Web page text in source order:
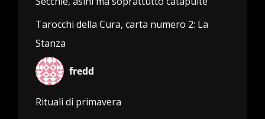
Tarocchi della Cura, carta numero 2: La
Stanza
fredd
Rituali di primavera